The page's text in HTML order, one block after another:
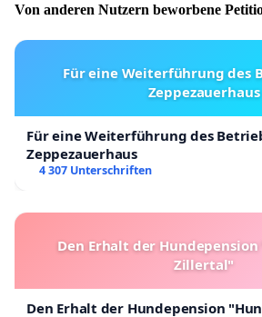
Von anderen Nutzern beworbene
Für eine Weiterführung des
Zeppezauerhaus
Für eine Weiterführung des
Zeppezauerhaus
4 307 Unterschriften
Den Erhalt der
Zillertal"
Den Erhalt der Hundepension